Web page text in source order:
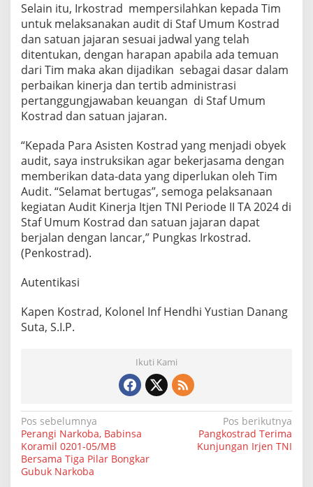
Selain itu, Irkostrad mempersilahkan kepada Tim
untuk melaksanakan audit di Staf Umum Kostrad
dan satuan jajaran sesuai jadwal yang telah
ditentukan, dengan harapan apabila ada temuan
dari Tim maka akan dijadikan sebagai dasar dalam
perbaikan kinerja dan tertib administrasi
pertanggungjawaban keuangan di Staf Umum
Kostrad dan satuan jajaran.
“Kepada Para Asisten Kostrad yang menjadi obyek
audit, saya instruksikan agar bekerjasama dengan
memberikan data-data yang diperlukan oleh Tim
Audit. “Selamat bertugas”, semoga pelaksanaan
kegiatan Audit Kinerja Itjen TNI Periode II TA 2024 di
Staf Umum Kostrad dan satuan jajaran dapat
berjalan dengan lancar,” Pungkas Irkostrad.
(Penkostrad).
Autentikasi
Kapen Kostrad, Kolonel Inf Hendhi Yustian Danang
Suta, S.I.P.
Ikuti Kami
N
a
v
Pos sebelumnya
Perangi Narkoba, Babinsa
Koramil 0201-05/MB
Bersama Tiga Pilar Bongkar
Gubuk Narkoba
Pos berikutnya
Pangkostrad Terima
Kunjungan Irjen TNI